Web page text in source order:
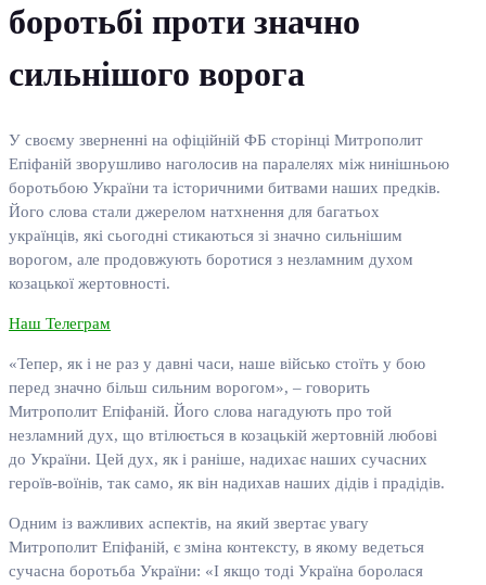
боротьбі проти значно
сильнішого ворога
У своєму зверненні на офіційній ФБ сторінці Митрополит
Епіфаній зворушливо наголосив на паралелях між нинішньою
боротьбою України та історичними битвами наших предків.
Його слова стали джерелом натхнення для багатьох
українців, які сьогодні стикаються зі значно сильнішим
ворогом, але продовжують боротися з незламним духом
козацької жертовності.
Наш Телеграм
«Тепер, як і не раз у давні часи, наше військо стоїть у бою
перед значно більш сильним ворогом», – говорить
Митрополит Епіфаній. Його слова нагадують про той
незламний дух, що втілюється в козацькій жертовній любові
до України. Цей дух, як і раніше, надихає наших сучасних
героїв-воїнів, так само, як він надихав наших дідів і прадідів.
Одним із важливих аспектів, на який звертає увагу
Митрополит Епіфаній, є зміна контексту, в якому ведеться
сучасна боротьба України: «І якщо тоді Україна боролася